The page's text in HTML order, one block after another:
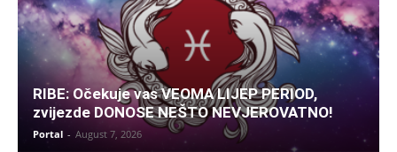
RIBE: Očekuje vas VEOMA LIJEP PERIOD,
zvijezde DONOSE NEŠTO NEVJEROVATNO!
Portal - August 7, 2026